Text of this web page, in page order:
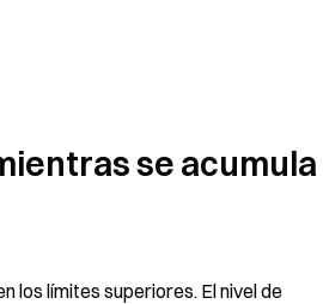
se acumula
los límites superiores. El nivel de